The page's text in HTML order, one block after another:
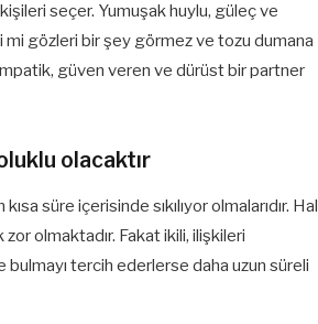
seçer. Yumuşak huylu, güleç ve
gözleri bir şey görmez ve tozu dumana
güven veren ve dürüst bir partner
olacaktır
süre içerisinde sıkılıyor olmalarıdır. Hal
olmaktadır. Fakat ikili, ilişkileri
bulmayı tercih ederlerse daha uzun süreli